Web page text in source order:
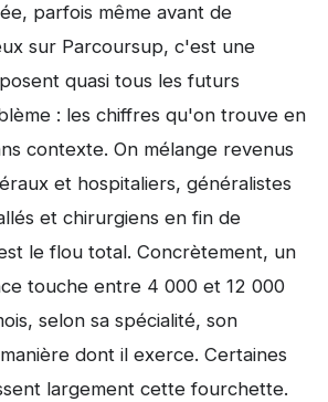
parfois même avant de
sur Parcoursup, c'est une
quasi tous les futurs
: les chiffres qu'on trouve en
contexte. On mélange revenus
et hospitaliers, généralistes
et chirurgiens en fin de
le flou total. Concrètement, un
touche entre 4 000 et 12 000
selon sa spécialité, son
dont il exerce. Certaines
largement cette fourchette.